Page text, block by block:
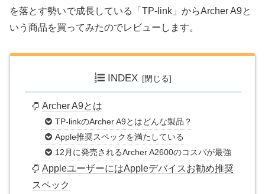
を落とす勢いで成長している「TP-link」からArcher A9と
いう商品を買ってみたのでレビューします。
INDEX
Archer A9とは
TP-linkのArcher A9とはどんな製品？
Apple推奨スペックを満たしている
12月に発売されるArcher A2600のコスパが最強
AppleユーザーにはAppleデバイスお勧め推奨
スペック